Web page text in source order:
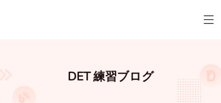
DET 練習ブログ